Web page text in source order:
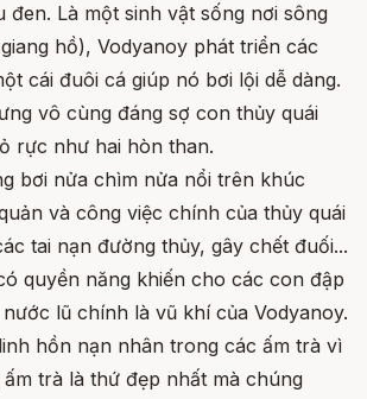
đen. Là một sinh vật sống nơi sông
hồ), Vodyanoy phát triển các
cái đuôi cá giúp nó bơi lội dễ dàng.
vô cùng đáng sợ con thủy quái
rực như hai hòn than.
bơi nửa chìm nửa nổi trên khúc
và công việc chính của thủy quái
tai nạn đường thủy, gây chết đuối...
quyền năng khiến cho các con đập
lũ chính là vũ khí của Vodyanoy.
hồn nạn nhân trong các ấm trà vì
trà là thứ đẹp nhất mà chúng